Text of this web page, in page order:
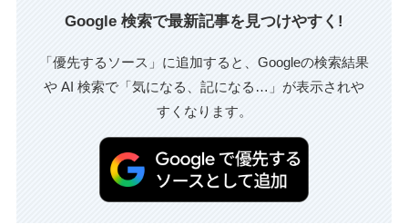
Google 検索で最新記事を見つけやすく!
「優先するソース」に追加すると、Googleの検索結果
や AI 検索で「気になる、記になる…」が表示されや
すくなります。